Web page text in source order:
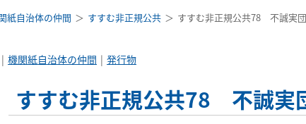
紙自治体の仲間 すすむ非正規公共 すすむ非正規公共78 不誠実
機関紙自治体の仲間 発行物
すすむ非正規公共78 不誠実